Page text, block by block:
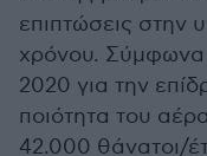
επιπτώσεις στην
χρόνου. Σύμφωνα
2020 για την
ποιότητα του
42.000 θάνατοι/